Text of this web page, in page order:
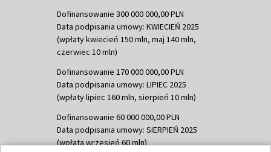
Dofinansowanie 300 000 000,00 PLN
Data podpisania umowy: KWIECIEŃ 2025
(wpłaty kwiecień 150 mln, maj 140 mln,
czerwiec 10 mln)
Dofinansowanie 170 000 000,00 PLN
Data podpisania umowy: LIPIEC 2025
(wpłaty lipiec 160 mln, sierpień 10 mln)
Dofinansowanie 60 000 000,00 PLN
Data podpisania umowy: SIERPIEŃ 2025
(wpłata wrzesień 60 mln)